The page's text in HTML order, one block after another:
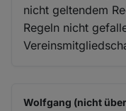
nicht geltendem
Regeln nicht
Wolfgang (nicht